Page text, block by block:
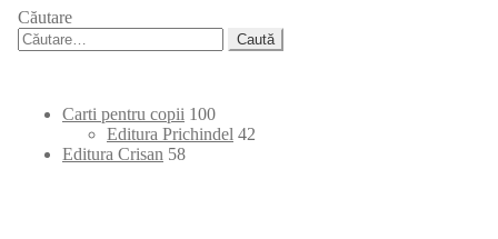
Căutare
Caută
după:
Carti pentru copii 100100
products
Editura Prichindel 42
Editura Crisan 5858